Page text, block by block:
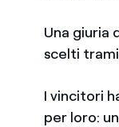
Una giuria
scelti
I vincitori
per loro: